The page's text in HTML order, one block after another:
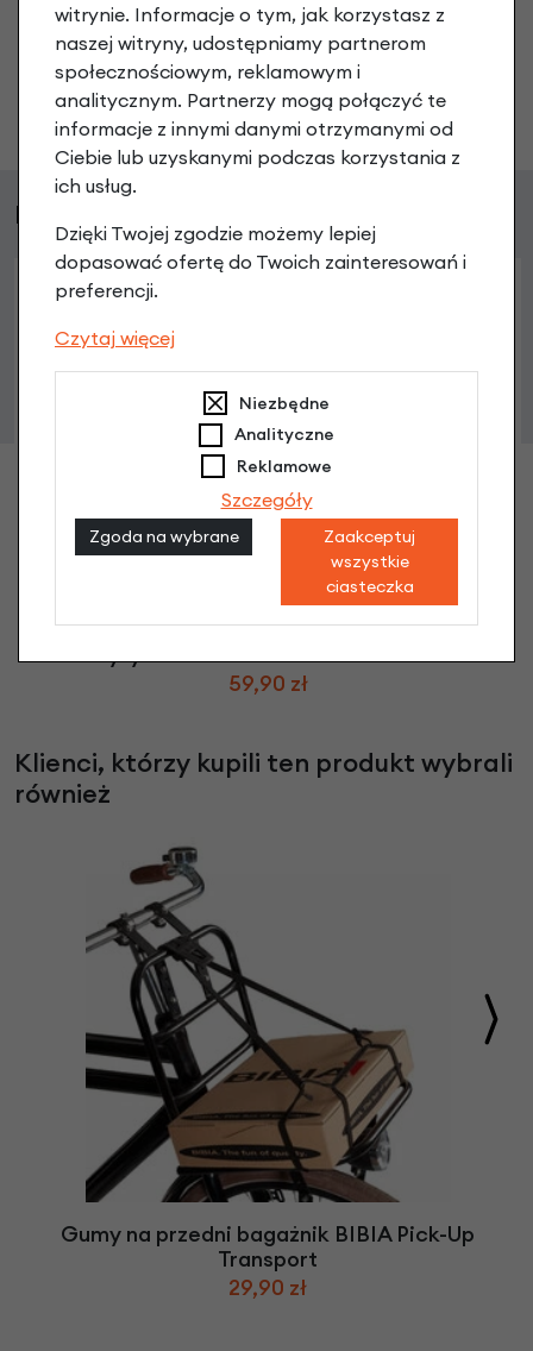
co chcesz zapytać?
Zadaj pytanie
Podobne produkty
59,90 zł
Klienci, którzy kupili ten produkt wybrali
również
Gumy na przedni bagażnik BIBIA Pick-Up
Transport
29,90 zł
witrynie. Informacje o tym, jak korzystasz z
naszej witryny, udostępniamy partnerom
społecznościowym, reklamowym i
analitycznym. Partnerzy mogą połączyć te
informacje z innymi danymi otrzymanymi od
Ciebie lub uzyskanymi podczas korzystania z
ich usług.
Dzięki Twojej zgodzie możemy lepiej
dopasować ofertę do Twoich zainteresowań i
preferencji.
Czytaj więcej
Niezbędne
Analityczne
Reklamowe
Szczegóły
Zgoda na wybrane
Zaakceptuj
wszystkie
ciasteczka